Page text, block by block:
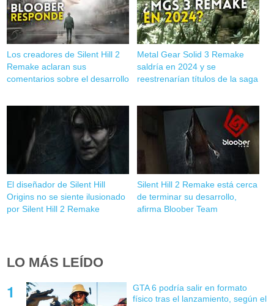
Los creadores de Silent Hill 2
Remake aclaran sus
comentarios sobre el desarrollo
Metal Gear Solid 3 Remake
saldría en 2024 y se
reestrenarían títulos de la saga
El diseñador de Silent Hill
Origins no se siente ilusionado
por Silent Hill 2 Remake
Silent Hill 2 Remake está cerca
de terminar su desarrollo,
afirma Bloober Team
LO MÁS LEÍDO
GTA 6 podría salir en formato
físico tras el lanzamiento, según el